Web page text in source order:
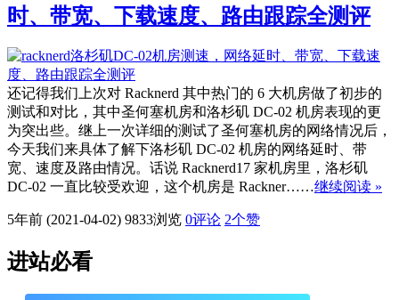
时、带宽、下载速度、路由跟踪全测评
还记得我们上次对 Racknerd 其中热门的 6 大机房做了初步的
测试和对比，其中圣何塞机房和洛杉矶 DC-02 机房表现的更
为突出些。继上一次详细的测试了圣何塞机房的网络情况后，
今天我们来具体了解下洛杉矶 DC-02 机房的网络延时、带
宽、速度及路由情况。话说 Racknerd17 家机房里，洛杉矶
DC-02 一直比较受欢迎，这个机房是 Rackner……继续阅读 »
5年前 (2021-04-02) 9833浏览 0评论 2个赞
进站必看